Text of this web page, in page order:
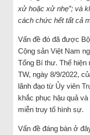
xử hoặc xử nhẹ”; và
cách chức hết tất cả
Vấn đề đó đã được
Cộng sản Việt Nam
Tổng Bí thư. Thể hiện
TW, ngày 8/9/2022,
lãnh đạo từ Ủy viên
khắc phục hậu quả
miễn truy tố hình sự.
Vấn đề đáng bàn ở